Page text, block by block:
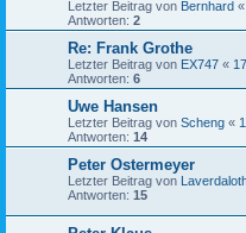
Letzter Beitrag von Bernhard «
Antworten: 2
Re: Frank Grothe
Letzter Beitrag von EX747 «
Antworten: 6
Uwe Hansen
Letzter Beitrag von Scheng «
Antworten: 14
Peter Ostermeyer
Letzter Beitrag von
Antworten: 15